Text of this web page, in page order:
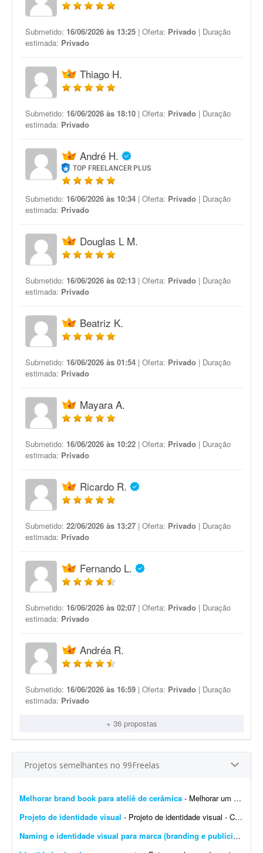
Submetido: 16/06/2026 às 13:25 | Oferta: Privado | Duração
estimada: Privado
Thiago H.
Submetido: 16/06/2026 às 18:10 | Oferta: Privado | Duração
estimada: Privado
André H.
TOP FREELANCER PLUS
Submetido: 16/06/2026 às 10:34 | Oferta: Privado | Duração
estimada: Privado
Douglas L M.
Submetido: 16/06/2026 às 02:13 | Oferta: Privado | Duração
estimada: Privado
Beatriz K.
Submetido: 16/06/2026 às 01:54 | Oferta: Privado | Duração
estimada: Privado
Mayara A.
Submetido: 16/06/2026 às 10:22 | Oferta: Privado | Duração
estimada: Privado
Ricardo R.
Submetido: 22/06/2026 às 13:27 | Oferta: Privado | Duração
estimada: Privado
Fernando L.
Submetido: 16/06/2026 às 02:07 | Oferta: Privado | Duração
estimada: Privado
Andréa R.
Submetido: 16/06/2026 às 16:59 | Oferta: Privado | Duração
estimada: Privado
+ 36 propostas
Projetos semelhantes no 99Freelas
Melhorar brand book para ateliê de cerâmica - Melhorar um brand book existente para um ateliê de cerâmica, além de toda a parte de papelaria; por exemplo: - Essência da marca - Propósito - Missão - Vis&a...
Projeto de identidade visual - Projeto de identidade visual - CJ Gonçalves 1. Sobre o projeto Estamos desenvolvendo a nova identidade visual da CJ Gonçalves, uma empresa do segmento imobiliário que atua co...
Naming e identidade visual para marca (branding e publicidade)